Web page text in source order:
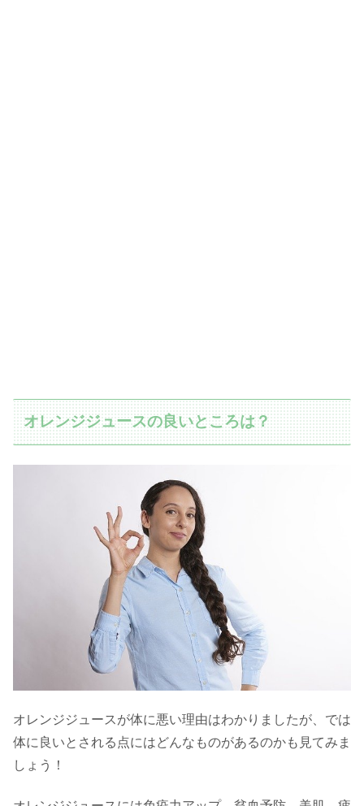
オレンジジュースの良いところは？
オレンジジュースが体に悪い理由はわかりましたが、では
体に良いとされる点にはどんなものがあるのかも見てみま
しょう！